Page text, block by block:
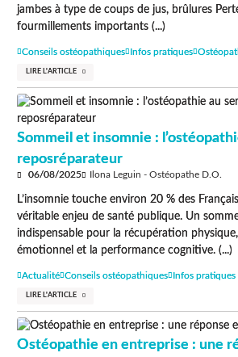
jambes à type de coups de jus, brûlures
fourmillements importants (...)
Conseils ostéopathiques Infos pratiques
LIRE L'ARTICLE
Sommeil et insomnie :
reposréparateur
06/08/2025 Ilona Leguin - Ostéopathe D.O.
L’insomnie touche environ 20 % des
véritable enjeu de santé publique. Un
indispensable pour la récupération physique,
émotionnel et la performance cognitive. (...)
Actualité Conseils ostéopathiques Infos pratiques
LIRE L'ARTICLE
Ostéopathie en entreprise : une